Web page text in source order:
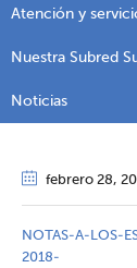
Atención y
Nuestra Subred
Noticias
febrero 28,
NOTAS-A-LOS-
2018-